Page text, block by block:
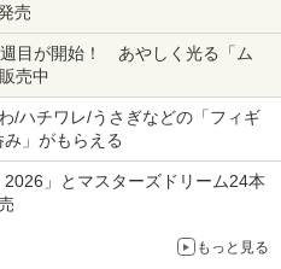
売
目が開始！ あやしく光る「ム
売中
/ハチワレ/うさぎなどの「フィギ
」がもらえる
」とマスターズドリーム24本
もっと見る